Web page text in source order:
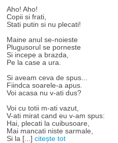
Aho! Aho!
Copii si frati,
Stati putin si nu plecati!
Maine anul se-noieste
Plugusorul se porneste
Si incepe a brazda,
Pe la case a ura.
Si aveam ceva de spus...
Fiindca soarele-a apus.
Voi acasa nu v-ati dus?
Voi cu totii m-ati vazut,
V-ati mirat cand eu v-am spus:
Hai, plecati la cuibusoare,
Mai mancati niste sarmale,
Si la [...]citește tot